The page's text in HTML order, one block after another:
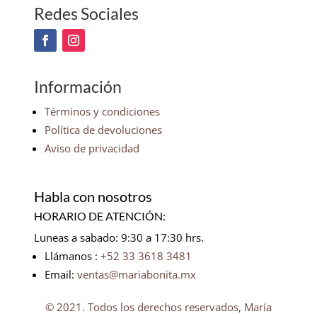
Redes Sociales
Información
Términos y condiciones
Política de devoluciones
Aviso de privacidad
Habla con nosotros
HORARIO DE ATENCIÓN:
Luneas a sabado: 9:30 a 17:30 hrs.
Llámanos : +52 33 3618 3481
Email: ventas@mariabonita.mx
© 2021. Todos los derechos reservados, María